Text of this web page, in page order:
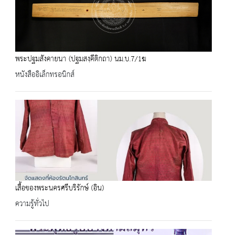
พระปฐมสังคายนา (ปฐมสงฺคีติกถา) นม.บ.7/1ฆ
หนังสืออิเล็กทรอนิกส์
เสื้อของพระนครศรีบริรักษ์ (อิน)
ความรู้ทั่วไป